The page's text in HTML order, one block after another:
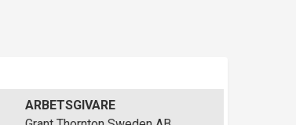
ARBETSGIVARE